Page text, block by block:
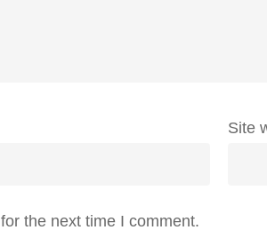
Site
the next time I comment.